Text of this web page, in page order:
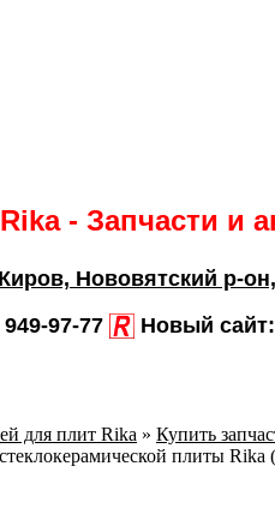
- Запчасти и
Нововятский р-
97-77 Новый сайт:
для плит Rika » Купить
плиты Rika